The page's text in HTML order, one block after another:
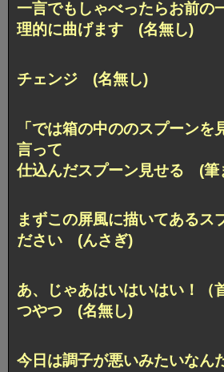
一言でもしゃべったらお前の
理的に曲げます (名無し)
チェンジ (名無し)
「では箱の中ののスプーンを
言って
仕込んだスプーン見せる (筆
まずこの屏風に描いてあるス
ださい (んさぎ)
あ、じゃあはいはいはい！（
つやつ (名無し)
今日は調子が悪いみたいなん